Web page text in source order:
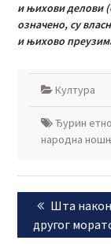
и њихови делови
означено, су
и њихово
Култура
Ђурин
народна
Кретање
чланкаPrevious
post:
Шта
другог